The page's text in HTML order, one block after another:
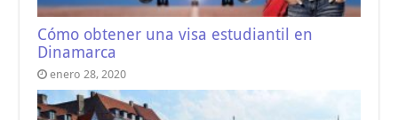
Cómo obtener una visa estudiantil en
Dinamarca
enero 28, 2020